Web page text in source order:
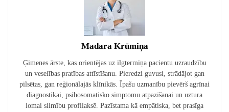
Madara Krūmiņa
Ģimenes ārste, kas orientējas uz ilgtermiņa pacientu uzraudzību
un veselības pratības attīstīšanu. Pieredzi guvusi, strādājot gan
pilsētas, gan reģionālajās klīnikās. Īpašu uzmanību pievērš agrīnai
diagnostikai, psihosomatisko simptomu atpazīšanai un uztura
lomai slimību profilaksē. Pazīstama kā empātiska, bet prasīga